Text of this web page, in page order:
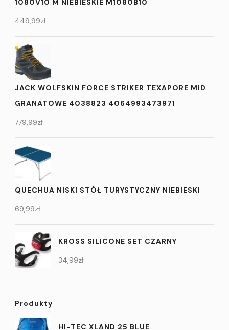
1080V10 M NIEBIESKIE M1080B10
449,99zł
JACK WOLFSKIN FORCE STRIKER TEXAPORE MID
GRANATOWE 4038823 4064993473971
779,99zł
QUECHUA NISKI STÓŁ TURYSTYCZNY NIEBIESKI
69,99zł
KROSS SILICONE SET CZARNY
34,99zł
Produkty
HI-TEC XLAND 25 BLUE